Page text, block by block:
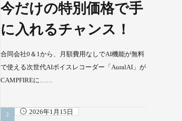
今だけの特別価格で手
に入れるチャンス！
合同会社0＆1から、月額費用なしでAI機能が無料
で使える次世代AIボイスレコーダー「AuralAI」が
CAMPFIREに……
2026年1月15日